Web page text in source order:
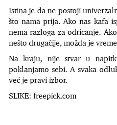
Istina je da ne postoji
što nama prija. Ako nas kafa
nema razloga za odricanje.
nešto drugačije, možda je
Na kraju, nije stvar u
poklanjamo sebi. A svaka
već je pravi izbor.
SLIKE: freepick.com